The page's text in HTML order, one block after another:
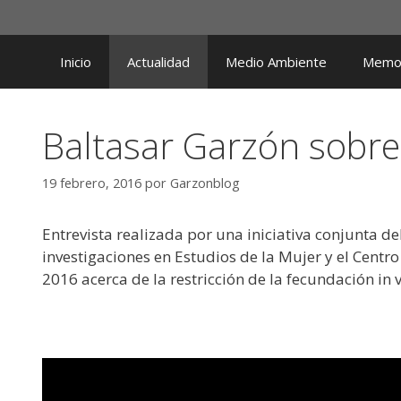
al
contenidoInicio Actualidad Medio Ambiente
Baltasar Garzón
19 febrero, 2016 por Garzonblog
Entrevista realizada por una iniciativa conjunta
investigaciones en Estudios de la Mujer y el
2016 acerca de la restricción de la fecundación in